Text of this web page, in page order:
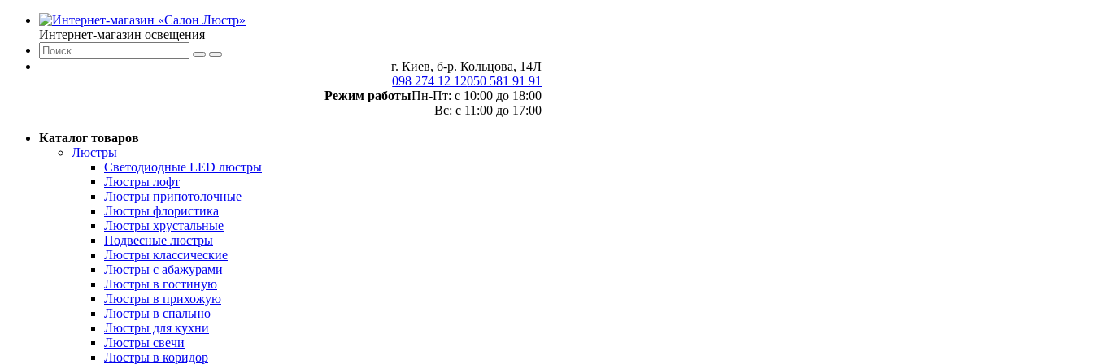
Интернет-магазин освещения
г. Киев, б-р. Кольцова, 14Л
098 274 12 12050 581 91 91
Режим работыПн-Пт: с 10:00 до 18:00
Вс: с 11:00 до 17:00
Каталог товаров
Люстры
Светодиодные LED люстры
Люстры лофт
Люстры припотолочные
Люстры флористика
Люстры хрустальные
Подвесные люстры
Люстры классические
Люстры с абажурами
Люстры в гостиную
Люстры в прихожую
Люстры в спальню
Люстры для кухни
Люстры свечи
Люстры в коридор